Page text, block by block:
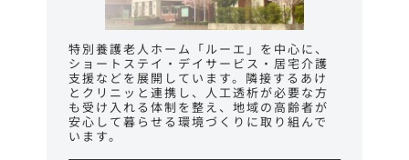
特別養護老人ホーム「ルーエ」を中心に、
ショートステイ・デイサービス・居宅介護
支援などを展開しています。隣接するあけ
とクリニッと連携し、人工透析が必要な方
も受け入れる体制を整え、地域の高齢者が
安心して暮らせる環境づくりに取り組んで
います。